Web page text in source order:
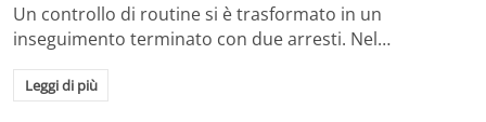
Un controllo di routine si è trasformato in un
inseguimento terminato con due arresti. Nel…
Leggi di più